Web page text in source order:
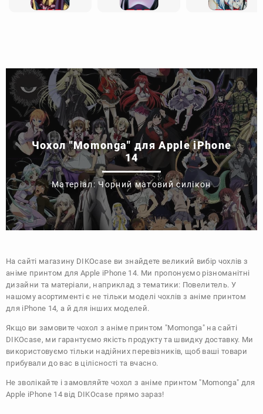
Чохол "Momonga" для Apple iPhone
14
Матеріал: Чорний матовий силікон
На сайті магазину DIKOcase ви знайдете великий вибір чохлів з
аніме принтом для Apple iPhone 14. Ми пропонуємо різноманітні
дизайни та матеріали, наприклад з тематики: Повелитель. У
нашому асортименті є не тільки моделі чохлів з аніме принтом
для iPhone 14, а й для інших моделей.
Якщо ви замовите чохол з аніме принтом "Momonga" на сайті
DIKOcase, ми гарантуємо якість продукту та швидку доставку. Ми
використовуємо тільки надійних перевізників, щоб ваші товари
прибували до вас в цілісності та вчасно.
Не зволікайте і замовляйте чохол з аніме принтом "Momonga" для
Apple iPhone 14 від DIKOcase прямо зараз!